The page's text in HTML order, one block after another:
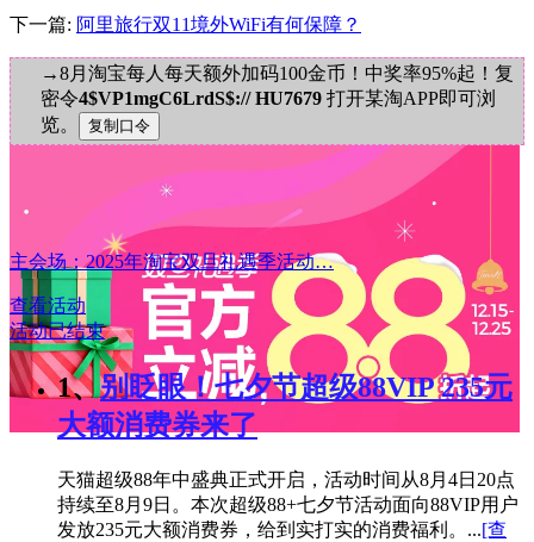
下一篇: 阿里旅行双11境外WiFi有何保障？
→8月淘宝每人每天额外加码100金币！中奖率95%起！复
密令4$VP1mgC6LrdS$:// HU7679 打开某淘APP即可浏
览。
主会场：2025年淘宝双旦礼遇季活动…
查看活动
活动已结束
1、 别眨眼！七夕节超级88VIP 235元
大额消费券来了
天猫超级88年中盛典正式开启，活动时间从8月4日20点
持续至8月9日。本次超级88+七夕节活动面向88VIP用户
发放235元大额消费券，给到实打实的消费福利。...[查